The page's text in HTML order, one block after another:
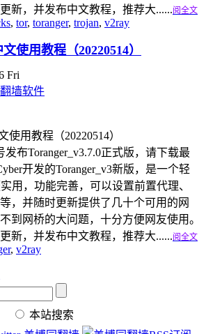
新，并发布中文教程，推荐大......阅全文
, tor, toranger, trojan, v2ray
使用教程（20220514）
Fri
翻墙软件
发布Toranger_v3.7.0正式版，请下载最
开发的Toranger_v3新版，是一个轻
用，功能完善，可以设置前置代理、
，并随时更新提供了几十个可用的网
到网桥的大问题，十分方便网友使用。
新，并发布中文教程，推荐大......阅全文
, v2ray
本站搜索